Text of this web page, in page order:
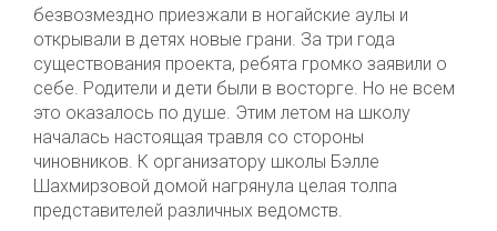
безвозмездно приезжали в ногайские аулы и
открывали в детях новые грани. За три года
существования проекта, ребята громко заявили о
себе. Родители и дети были в восторге. Но не всем
это оказалось по душе. Этим летом на школу
началась настоящая травля со стороны
чиновников. К организатору школы Бэлле
Шахмирзовой домой нагрянула целая толпа
представителей различных ведомств.